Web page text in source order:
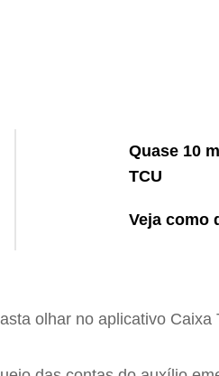
Quase 10
TCU
Veja como
olhar no aplicativo